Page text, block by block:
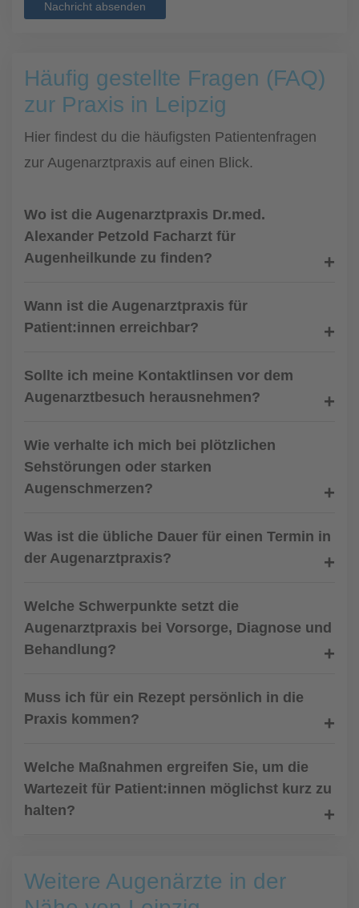
Nachricht absenden
Häufig gestellte Fragen (FAQ)
zur Praxis in Leipzig
Hier findest du die häufigsten Patientenfragen
zur Augenarztpraxis auf einen Blick.
Wo ist die Augenarztpraxis Dr.med.
Alexander Petzold Facharzt für
Augenheilkunde zu finden?
Wann ist die Augenarztpraxis für
Patient:innen erreichbar?
Sollte ich meine Kontaktlinsen vor dem
Augenarztbesuch herausnehmen?
Wie verhalte ich mich bei plötzlichen
Sehstörungen oder starken
Augenschmerzen?
Was ist die übliche Dauer für einen Termin in
der Augenarztpraxis?
Welche Schwerpunkte setzt die
Augenarztpraxis bei Vorsorge, Diagnose und
Behandlung?
Muss ich für ein Rezept persönlich in die
Praxis kommen?
Welche Maßnahmen ergreifen Sie, um die
Wartezeit für Patient:innen möglichst kurz zu
halten?
Weitere Augenärzte in der